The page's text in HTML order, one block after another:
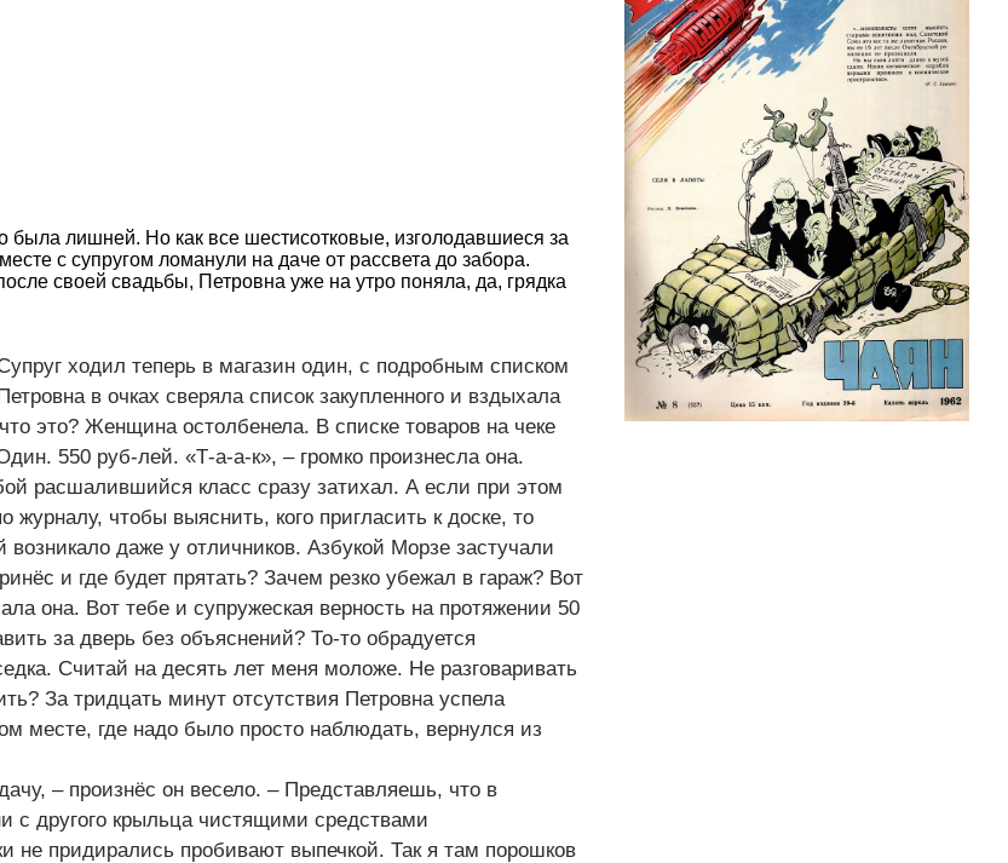
была лишней. Но как все шестисотковые, изголодавшиеся за
с супругом ломанули на даче от рассвета до забора.
своей свадьбы, Петровна уже на утро поняла, да, грядка
ходил теперь в магазин один, с подробным списком
в очках сверяла список закупленного и вздыхала
это? Женщина остолбенела. В списке товаров на чеке
550 руб-лей. «Т-а-а-к», – громко произнесла она.
расшалившийся класс сразу затихал. А если при этом
журналу, чтобы выяснить, кого пригласить к доске, то
возникало даже у отличников. Азбукой Морзе застучали
и где будет прятать? Зачем резко убежал в гараж? Вот
она. Вот тебе и супружеская верность на протяжении 50
за дверь без объяснений? То-то обрадуется
Считай на десять лет меня моложе. Не разговаривать
За тридцать минут отсутствия Петровна успела
месте, где надо было просто наблюдать, вернулся из
– произнёс он весело. – Представляешь, что в
с другого крыльца чистящими средствами
не придирались пробивают выпечкой. Так я там порошков